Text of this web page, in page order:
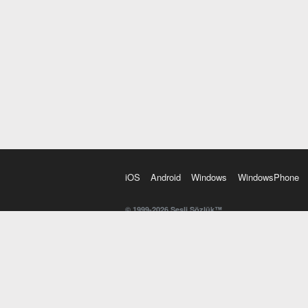
iOS Android Windows WindowsPhone
© 1999-2026 Sesli Sözlük™